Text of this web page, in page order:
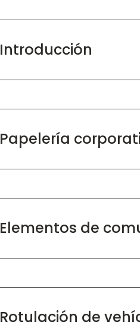
Introducción
Papelería
Elementos de
Rotulación de